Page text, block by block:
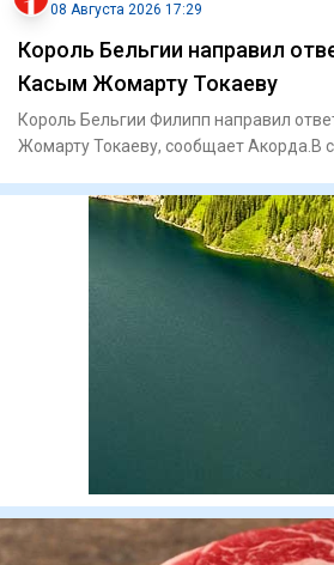
08 Августа 2026 17:29
Король Бельгии направил
Касым Жомарту Токаеву
Король Бельгии Филипп направил
Жомарту Токаеву, сообщает Акорда.В